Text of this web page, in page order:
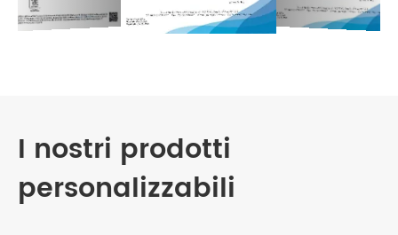
I nostri prodotti
personalizzabili